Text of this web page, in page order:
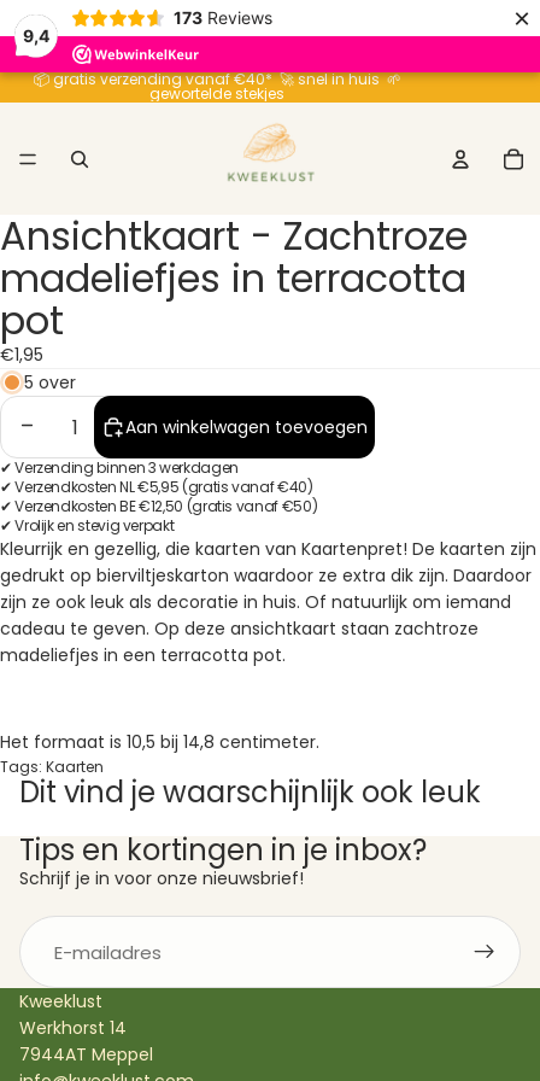
9,4
173 Reviews ×
📦 gratis verzending vanaf €40* 🚀 snel in huis 🌱
gewortelde stekjes
Afbeelding
openen
in
volledig
scherm
Afbeelding
openen
in
volledig
scherm
Ansichtkaart - Zachtroze
madeliefjes in terracotta
pot
€1,95
5 over
Aantal
verlagen
Aantal
verhogen
Aan winkelwagen toevoegen
✔ Verzending binnen 3 werkdagen
✔ Verzendkosten NL €5,95 (gratis vanaf €40)
✔ Verzendkosten BE €12,50 (gratis vanaf €50)
✔ Vrolijk en stevig verpakt
Kleurrijk en gezellig, die kaarten van Kaartenpret! De kaarten zijn
gedrukt op bierviltjeskarton waardoor ze extra dik zijn. Daardoor
zijn ze ook leuk als decoratie in huis. Of natuurlijk om iemand
cadeau te geven. Op deze ansichtkaart staan zachtroze
madeliefjes in een terracotta pot.
Het formaat is 10,5 bij 14,8 centimeter.
Tags: Kaarten
Dit vind je waarschijnlijk ook leuk
Tips en kortingen in je inbox?
Schrijf je in voor onze nieuwsbrief!
E-
mail
Kweeklust
Werkhorst 14
7944AT Meppel